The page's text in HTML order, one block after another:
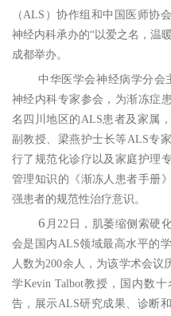
（ ALS ）协作组和中国医师协
神经内科承办的“以爱之名，温
成都举办。
中华医学会神经病学分会
神经内科专家参会，为渐冻症
名四川地区的 ALS患者及家属
副教授、梁燕护士长等ALS专
行了规范化诊疗以及家庭护理
管理知识的《渐冻人患者手册
强患者的规范性治疗意识。
6 月 22 日，肌萎缩侧索硬
会是国内 ALS领域最高水平的
人数为200余人，为该学术会议
学Kevin Talbot教授，国内数十
告，展示ALS研究成果、诊断